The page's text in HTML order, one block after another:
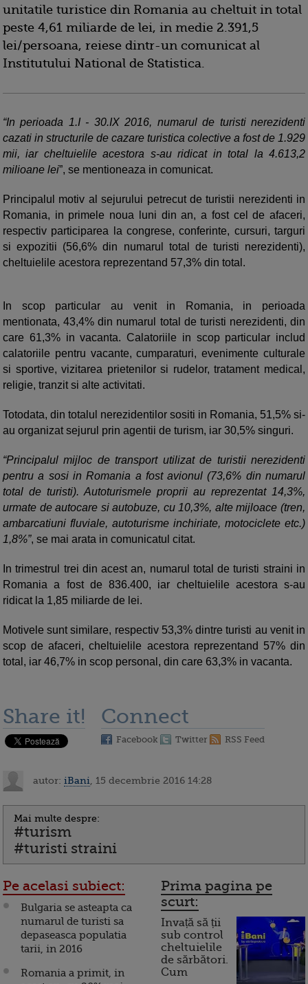
unitatile turistice din Romania au cheltuit in total
peste 4,61 miliarde de lei, in medie 2.391,5
lei/persoana, reiese dintr-un comunicat al
Institutului National de Statistica.
“In perioada 1.I - 30.IX 2016, numarul de turisti nerezidenti
cazati in structurile de cazare turistica colective a fost de 1.929
mii, iar cheltuielile acestora s-au ridicat in total la 4.613,2
milioane lei”, se mentioneaza in comunicat.
Principalul motiv al sejurului petrecut de turistii nerezidenti in
Romania, in primele noua luni din an, a fost cel de afaceri,
respectiv participarea la congrese, conferinte, cursuri, targuri
si expozitii (56,6% din numarul total de turisti nerezidenti),
cheltuielile acestora reprezentand 57,3% din total.
In scop particular au venit in Romania, in perioada
mentionata, 43,4% din numarul total de turisti nerezidenti, din
care 61,3% in vacanta. Calatoriile in scop particular includ
calatoriile pentru vacante, cumparaturi, evenimente culturale
si sportive, vizitarea prietenilor si rudelor, tratament medical,
religie, tranzit si alte activitati.
Totodata, din totalul nerezidentilor sositi in Romania, 51,5% si-
au organizat sejurul prin agentii de turism, iar 30,5% singuri.
“Principalul mijloc de transport utilizat de turistii nerezidenti
pentru a sosi in Romania a fost avionul (73,6% din numarul
total de turisti). Autoturismele proprii au reprezentat 14,3%,
urmate de autocare si autobuze, cu 10,3%, alte mijloace (tren,
ambarcatiuni fluviale, autoturisme inchiriate, motociclete etc.)
1,8%”, se mai arata in comunicatul citat.
In trimestrul trei din acest an, numarul total de turisti straini in
Romania a fost de 836.400, iar cheltuielile acestora s-au
ridicat la 1,85 miliarde de lei.
Motivele sunt similare, respectiv 53,3% dintre turisti au venit in
scop de afaceri, cheltuielile acestora reprezentand 57% din
total, iar 46,7% in scop personal, din care 63,3% in vacanta.
Share it! Connect
Facebook Twitter RSS Feed
autor: iBani , 15 decembrie 2016 14:28
Mai multe despre:
#turism
#turisti straini
Pe acelasi subiect:
Bulgaria se asteapta ca
numarul de turisti sa
depaseasca populatia
tarii, in 2016
Romania a primit, in
Prima pagina pe
scurt:
Invață să ții
sub control
cheltuielile
de sărbători.
Cum